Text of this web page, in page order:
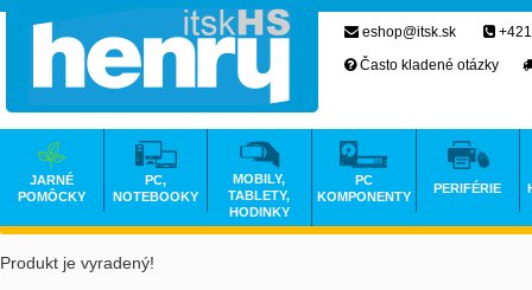
Produkt je vyradený!
eshop@itsk.sk
Často kladené otázky
JARNÉ
POMÔCKY
PC,
NOTEBOOKY
MOBILY,
TABLETY,
HODINKY
PC
KOMPONENTY
PERIFÉRIE